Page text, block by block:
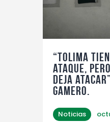
“Tolima
ataque,
deja
Gamero.
Noticias